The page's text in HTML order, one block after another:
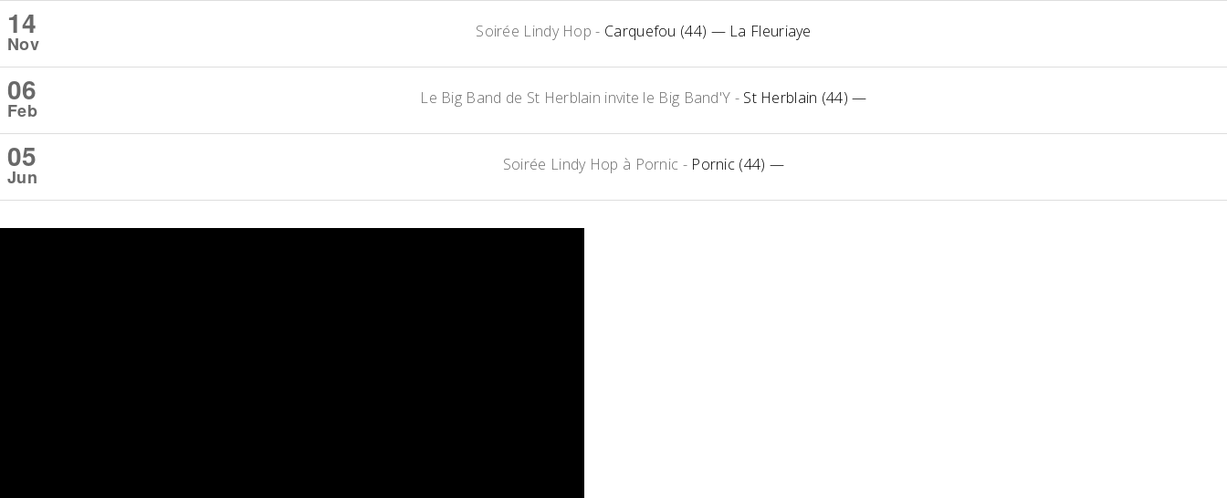
14
Nov
Soirée Lindy Hop - Carquefou (44) — La Fleuriaye
06
Feb
Le Big Band de St Herblain invite le Big Band'Y - St Herblain (44) —
05
Jun
Soirée Lindy Hop à Pornic - Pornic (44) —